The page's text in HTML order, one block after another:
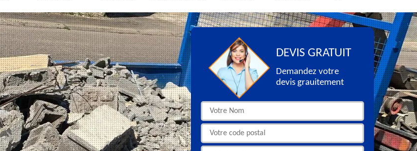
DEVIS GRATUIT
Demandez votre
devis grauitement